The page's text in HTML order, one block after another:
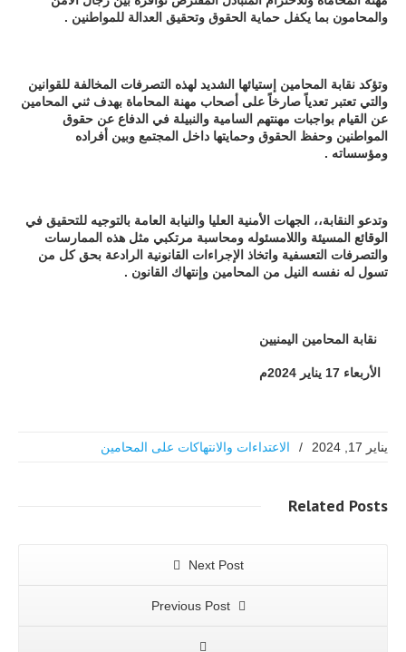
والمحامون بما يكفل حماية الحقوق وتحقيق العدالة للمواطنين .
وتؤكد نقابة المحامين إستيائها الشديد لهذه التصرفات المخالفة للقوانين
والتي تعتبر تعدياً صارخاً على أصحاب مهنة المحاماة بهدف ثني المحامين
عن القيام بواجبات مهنتهم السامية والنبيلة في الدفاع عن حقوق
المواطنين وحفظ الحقوق وحمايتها داخل المجتمع وبين أفراده
ومؤسساته .
وتدعو النقابة،، الجهات الأمنية العليا والنيابة العامة بالتوجيه للتحقيق في
الوقائع المسيئة واللامسئوله ومحاسبة مرتكبي مثل هذه الممارسات
والتصرفات التعسفية واتخاذ الإجراءات القانونية الرادعة بحق كل من
تسول له نفسه النيل من المحامين وإنتهاك القانون .
نقابة المحامين اليمنيين
الأربعاء 17 يناير 2024م
يناير 17, 2024 / الاعتداءات والانتهاكات على المحامين
Related Posts
Next Post
Previous Post